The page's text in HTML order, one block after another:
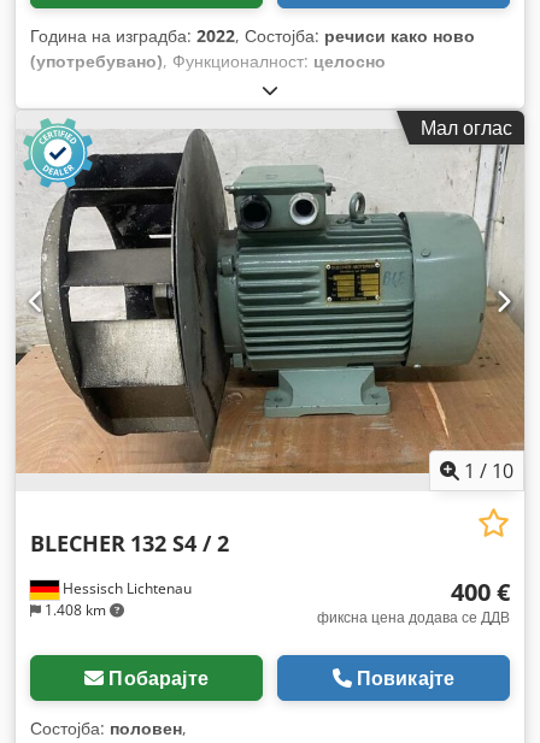
Година на изградба: 2022, Состојба: речиси како ново
(употребувано), Функционалност: целосно
Мал оглас
1 / 10
Hessisch Lichtenau
1.408 km
BLECHER 132 S4 / 2
400 €
фиксна цена додава се ДДВ
Побарајте Повикајте
Состојба: половен,